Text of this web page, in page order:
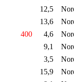
12,5
13,6
400 4,6
9,1
3,5
15,9